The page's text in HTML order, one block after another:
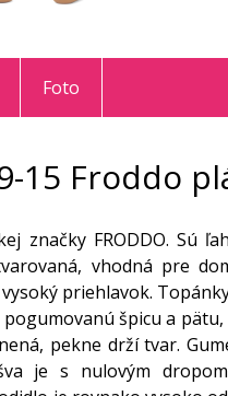
Foto
15 Froddo
značky FRODDO. Sú
vhodná pre
priehlavok.
špicu a
pekne drží tvar.
je s nulovým